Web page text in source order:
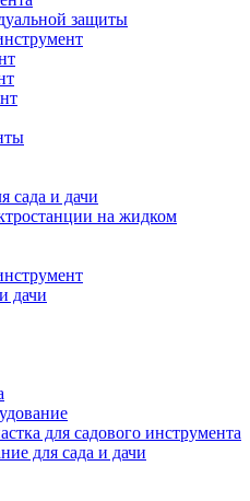
защиты
сада и дачи
на жидком
дачи
для садового инструмента
для сада и дачи